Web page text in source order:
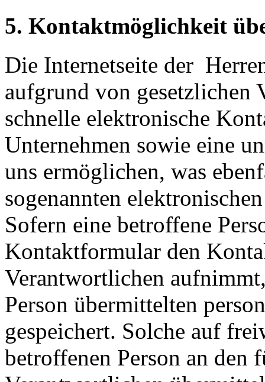
5. Kontaktmöglichkeit
Die Internetseite der
aufgrund von gesetzlichen
schnelle elektronische
Unternehmen sowie eine
uns ermöglichen, was
sogenannten
Sofern eine betroffene
Kontaktformular den
Verantwortlichen
Person übermittelten
gespeichert. Solche auf
betroffenen Person an den